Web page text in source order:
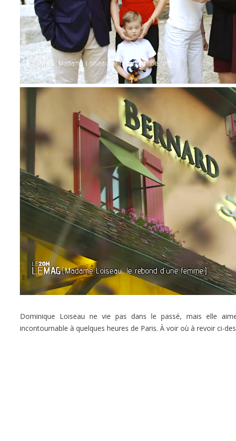
Dominique Loiseau ne vie pas dans le passé, mais elle
incontournable à quelques heures de Paris. À voir où à revoir ci-